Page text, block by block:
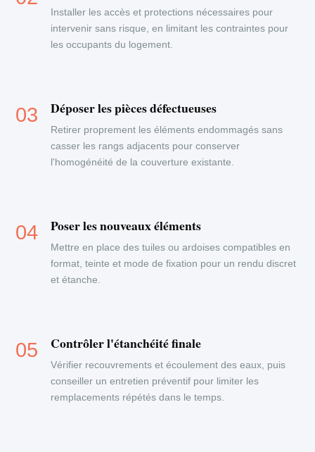
Installer les accès et protections nécessaires pour
intervenir sans risque, en limitant les contraintes pour
les occupants du logement.
Déposer les pièces défectueuses
Retirer proprement les éléments endommagés sans
casser les rangs adjacents pour conserver
l'homogénéité de la couverture existante.
Poser les nouveaux éléments
Mettre en place des tuiles ou ardoises compatibles en
format, teinte et mode de fixation pour un rendu discret
et étanche.
Contrôler l'étanchéité finale
Vérifier recouvrements et écoulement des eaux, puis
conseiller un entretien préventif pour limiter les
remplacements répétés dans le temps.